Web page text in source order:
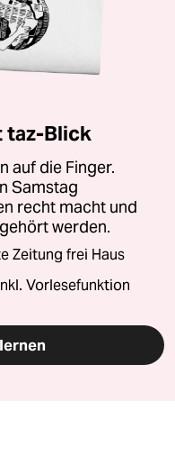
taz-Blick
auf die Finger.
Samstag
recht macht und
werden.
Zeitung frei Haus
Vorlesefunktion